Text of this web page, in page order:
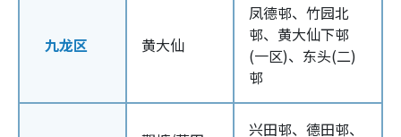
九龙区 黄大仙
凤德邨、 竹园北
邨、黄大仙下邨
(一区)、东头(二)
邨
兴田邨、德田邨、